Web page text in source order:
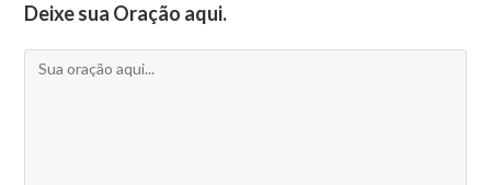
Deixe sua Oração aqui.